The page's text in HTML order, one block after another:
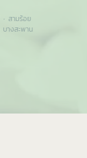
· สามร้อย
บางสะพาน